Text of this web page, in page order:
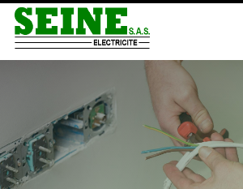
Panneau de gestion des cookies